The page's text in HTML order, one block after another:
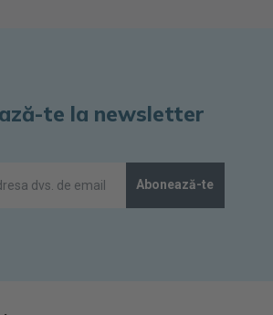
te la newsletter
Abonează-te